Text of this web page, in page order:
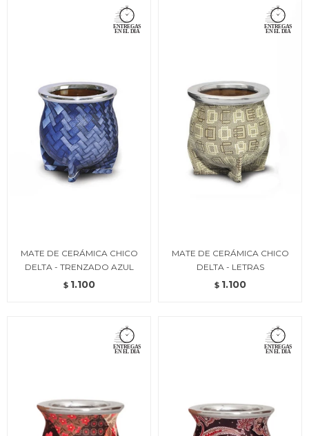
MATE DE CERÁMICA CHICO
DELTA - TRENZADO AZUL
$ 1.100
MATE DE CERÁMICA CHICO
DELTA - LETRAS
$ 1.100